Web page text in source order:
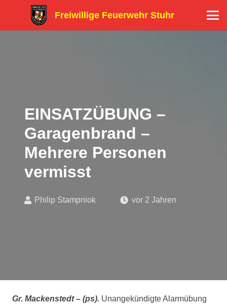
Freiwillige Feuerwehr Stuhr
EINSATZÜBUNG –
Garagenbrand –
Mehrere Personen
vermisst
Philip Stampniok vor 2 Jahren
Gr. Mackenstedt – (ps). Unangekündigte Alarmübung